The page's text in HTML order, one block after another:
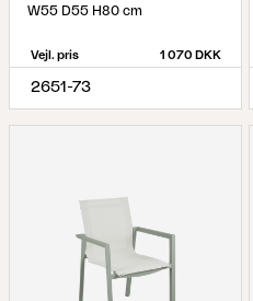
W55 D55 H80 cm
Vejl. pris 1 070 DKK
2651-73